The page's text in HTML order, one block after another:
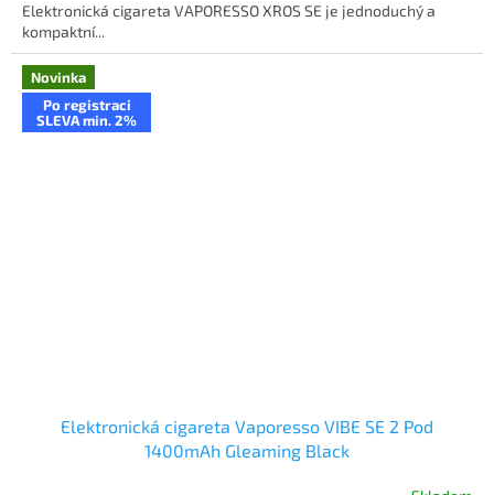
Elektronická cigareta VAPORESSO XROS SE je jednoduchý a
kompaktní...
Novinka
Po registraci
SLEVA min. 2%
Elektronická cigareta Vaporesso VIBE SE 2 Pod
1400mAh Gleaming Black